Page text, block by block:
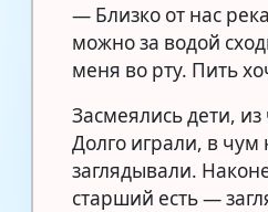
— Близко от нас
можно за водой
меня во рту. Пить
Засмеялись дети,
Долго играли, в чум
заглядывали.
старший есть —